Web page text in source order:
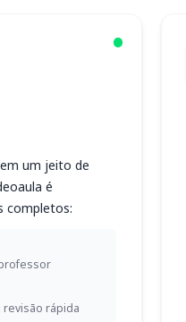
um jeito de
é
completos:
rápida